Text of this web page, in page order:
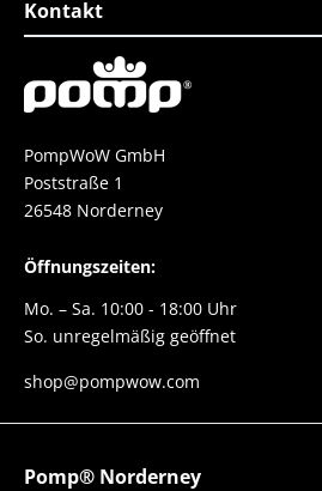
Kontakt
PompWoW GmbH
Poststraße 1
26548 Norderney
Öffnungszeiten:
Mo. – Sa. 10:00 - 18:00 Uhr
So. unregelmäßig geöffnet
shop@pompwow.com
Pomp® Norderney